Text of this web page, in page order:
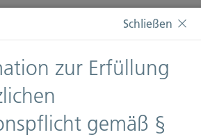
Cookies. Wenn Sie weiterhin
Sie auf unserer SeiteDatenschutz
nicht erneut anzeigen
Schließen
zur Erfüllung
gemäß §